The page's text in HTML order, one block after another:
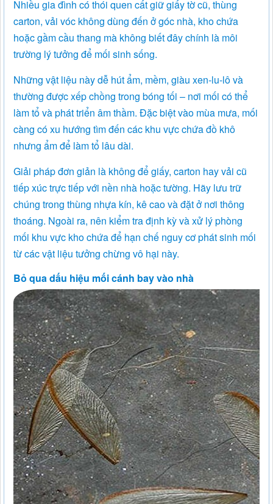
Nhiều gia đình có thói quen cất giữ giấy tờ cũ, thùng
carton, vải vóc không dùng đến ở góc nhà, kho chứa
hoặc gầm cầu thang mà không biết đây chính là môi
trường lý tưởng để mối sinh sống.
Những vật liệu này dễ hút ẩm, mềm, giàu xen-lu-lô và
thường được xếp chồng trong bóng tối – nơi mối có thể
làm tổ và phát triển âm thầm. Đặc biệt vào mùa mưa, mối
càng có xu hướng tìm đến các khu vực chứa đồ khô
nhưng ẩm để làm tổ lâu dài.
Giải pháp đơn giản là không để giấy, carton hay vải cũ
tiếp xúc trực tiếp với nền nhà hoặc tường. Hãy lưu trữ
chúng trong thùng nhựa kín, kê cao và đặt ở nơi thông
thoáng. Ngoài ra, nên kiểm tra định kỳ và xử lý phòng
mối khu vực kho chứa để hạn chế nguy cơ phát sinh mối
từ các vật liệu tưởng chừng vô hại này.
Bỏ qua dấu hiệu mối cánh bay vào nhà